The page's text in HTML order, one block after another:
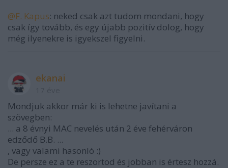
@F. Kapus: neked csak azt tudom mondani, hogy
csak így tovább, és egy újabb pozitív dolog, hogy
még ilyenekre is igyekszel figyelni.
ekanai
Mondjuk akkor már ki is lehetne javítani a
szövegben:
... a 8 évnyi MAC nevelés után 2 éve fehérváron
edződő B.B. ...
, vagy valami hasonló :)
De persze ez a te reszortod és jobban is értesz hozzá.